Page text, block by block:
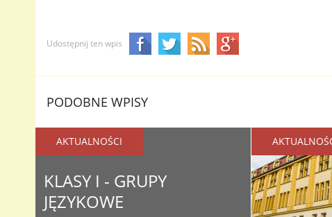
Udostępnij ten wpis
PODOBNE WPISY
AKTUALNOŚCI
KLASY I - GRUPY
JĘZYKOWE